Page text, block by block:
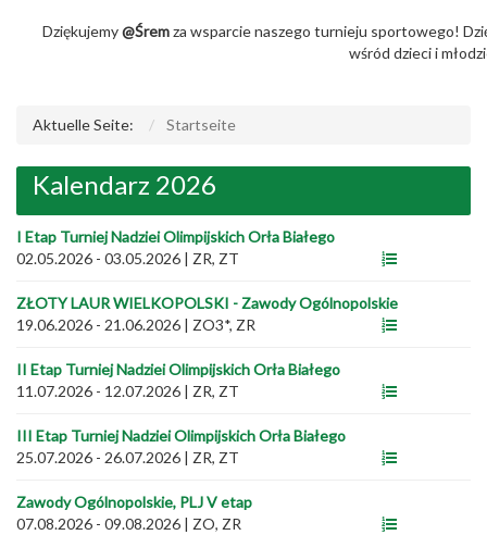
Dziękujemy@Śremza wsparcie naszego turnieju sportowego!
wśród dzieci i
Aktuelle Seite: Startseite
Kalendarz 2026
I Etap Turniej Nadziei Olimpijskich Orła Białego
02.05.2026 - 03.05.2026 | ZR, ZT
ZŁOTY LAUR WIELKOPOLSKI - Zawody Ogólnopolskie
19.06.2026 - 21.06.2026 | ZO3*, ZR
II Etap Turniej Nadziei Olimpijskich Orła Białego
11.07.2026 - 12.07.2026 | ZR, ZT
III Etap Turniej Nadziei Olimpijskich Orła Białego
25.07.2026 - 26.07.2026 | ZR, ZT
Zawody Ogólnopolskie, PLJ V etap
07.08.2026 - 09.08.2026 | ZO, ZR